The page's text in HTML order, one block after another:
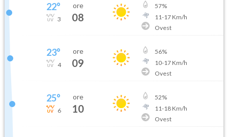
22°
3
ore
08
57%
11-17Km/h
Ovest
23°
4
ore
09
56%
10-17Km/h
Ovest
25°
6
ore
10
52%
11-18Km/h
Ovest